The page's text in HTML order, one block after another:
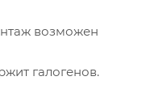
возможен
галогенов.